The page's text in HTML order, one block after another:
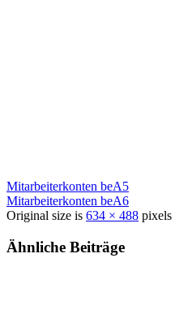
Mitarbeiterkonten beA5
Mitarbeiterkonten beA6
Original size is 634 × 488 pixels
Ähnliche Beiträge